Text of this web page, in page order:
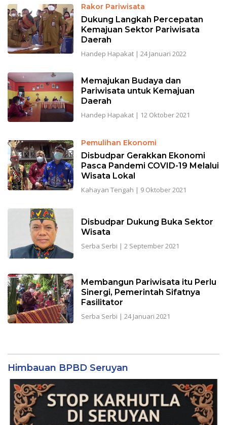
Rakor Pariwisata
Dukung Langkah Percepatan
Kemajuan Sektor Pariwisata
Daerah
Handep Hapakat| 24 Januari 2022
Memajukan Budaya dan
Pariwisata untuk Kemajuan
Daerah
Handep Hapakat| 12 Oktober 2021
Pemulihan Ekonomi
Disbudpar Gerakkan Ekonomi
Pasca Pandemi COVID-19 Melalui
Wisata Lokal
Kahayan Tengah | 9 Oktober 2021
Disbudpar Dukung Buka Sektor
Wisata
Serba Serbi | 2 September 2021
Membangun Pariwisata itu Perlu
Sinergi, Pemerintah Sifatnya
Fasilitator
Serba Serbi | 24 Januari 2021
Himbauan BPBD Seruyan